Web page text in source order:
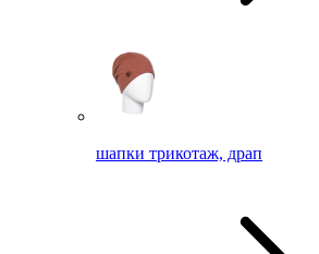
шапки трикотаж, драп